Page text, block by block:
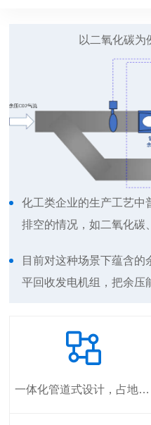
以二氧化碳为
化工类企业的生产工艺中
排空的情况，如二氧化碳
目前对这种场景下蕴含的
平回收发电机组，把余压
一体化管道式设计，占地少，节省空间